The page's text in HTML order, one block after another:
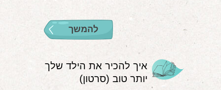
להמשך
איך להכיר את הילד שלך
יותר טוב (סרטון)